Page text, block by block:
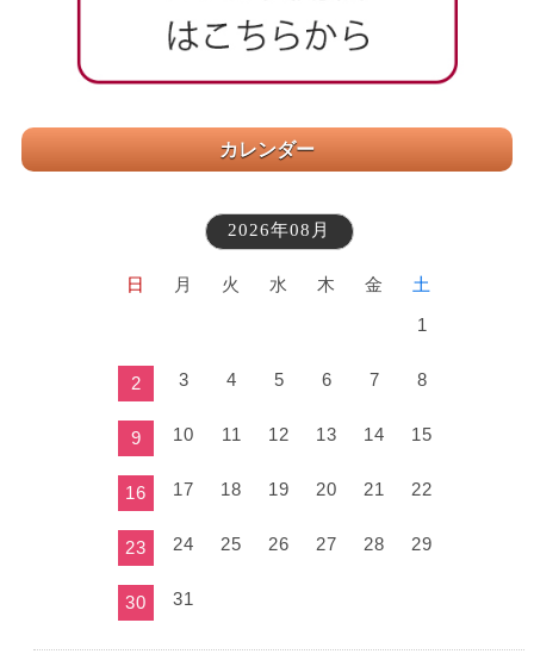
カレンダー
2026年08月
日 月 火 水 木 金
土
1
2 3 4 5 6 7 8
9 10 11 12 13 14 15
16 17 18 19 20 21 22
23 24 25 26 27 28 29
30 31